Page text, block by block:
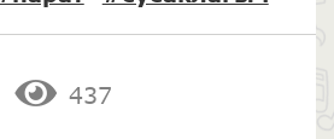
437